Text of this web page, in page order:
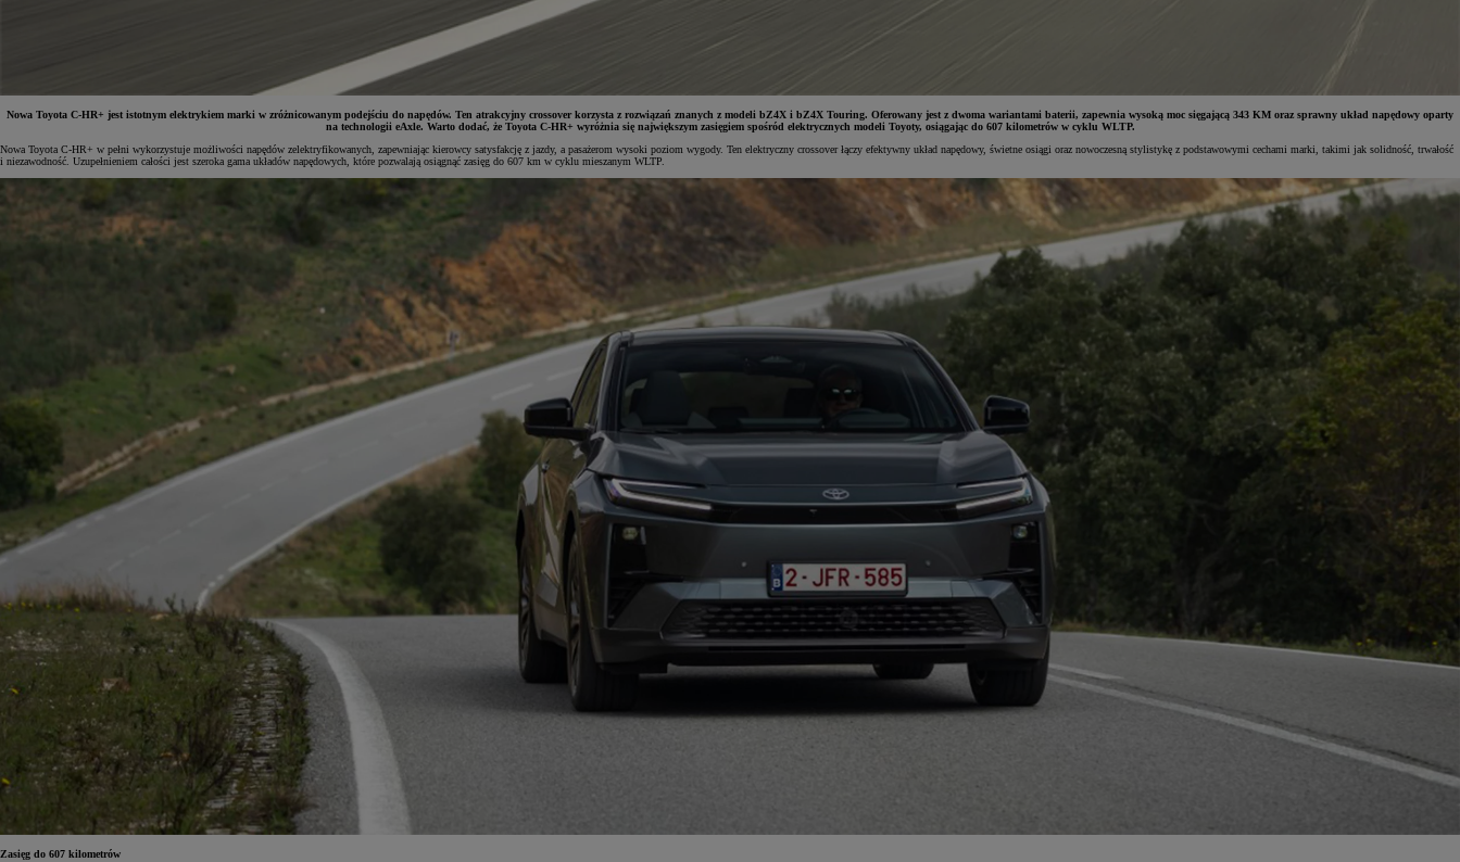
Od81 900 zł
Yaris Cross
Nowa Toyota C-HR+ jest istotnym elektrykiem marki w zróżnicowanym podejściu do napędów. Ten atrakcyjny crossover korzysta z rozwiązań znanych z modeli bZ4X i bZ4X Touring. Oferowany jest z dwoma wariantami baterii, zapewnia wysoką moc sięgającą 343 KM oraz sprawny układ napędowy oparty
na technologii eAxle. Warto dodać, że Toyota C-HR+ wyróżnia się największym zasięgiem spośród elektrycznych modeli Toyoty, osiągając do 607 kilometrów w cyklu WLTP.
Nowa Toyota C-HR+ w pełni wykorzystuje możliwości napędów zelektryfikowanych, zapewniając kierowcy satysfakcję z jazdy, a pasażerom wysoki poziom wygody. Ten elektryczny crossover łączy efektywny układ napędowy, świetne osiągi oraz nowoczesną stylistykę z podstawowymi cechami marki, takimi jak solidność, trwałość
i niezawodność. Uzupełnieniem całości jest szeroka gama układów napędowych, które pozwalają osiągnąć zasięg do 607 km w cyklu mieszanym WLTP.
Zasięg do 607 kilometrów